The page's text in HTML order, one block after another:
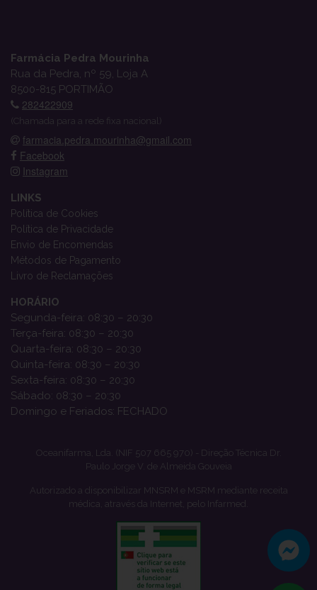
Farmácia Pedra Mourinha
Rua da Pedra, nº 59, Loja A
8500-815 PORTIMÃO
282422909
(Chamada para a rede fixa nacional)
farmacia.pedra.mourinha@gmail.com
Facebook
Instagram
LINKS
Política de Cookies
Política de Privacidade
Envio de Encomendas
Métodos de Pagamento
Livro de Reclamações
HORÁRIO
Segunda-feira: 08:30 – 20:30
Terça-feira: 08:30 – 20:30
Quarta-feira: 08:30 – 20:30
Quinta-feira: 08:30 – 20:30
Sexta-feira: 08:30 – 20:30
Sábado: 08:30 – 20:30
Domingo e Feriados: FECHADO
Oceanifarma, Lda. (NIF 507 665 970) - Direção Técnica Dr.
Paulo Jorge V. de Almeida Gouveia
Autorizado a disponibilizar MNSRM e MSRM mediante receita
médica, através da Internet, pelo Infarmed.